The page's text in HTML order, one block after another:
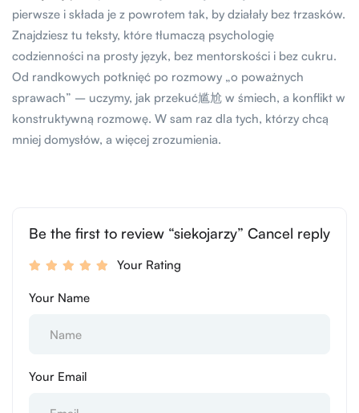
pierwsze i składa je z powrotem tak, by działały bez trzasków.
Znajdziesz tu teksty, które tłumaczą psychologię
codzienności na prosty język, bez mentorskości i bez cukru.
Od randkowych potknięć po rozmowy „o poważnych
sprawach” – uczymy, jak przekuć尴尬 w śmiech, a konflikt w
konstruktywną rozmowę. W sam raz dla tych, którzy chcą
mniej domysłów, a więcej zrozumienia.
Be the first to review “siekojarzy” Cancel reply
Your Rating
Your Name
Your Email